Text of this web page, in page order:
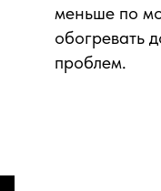
меньше по
обогревать
проблем.